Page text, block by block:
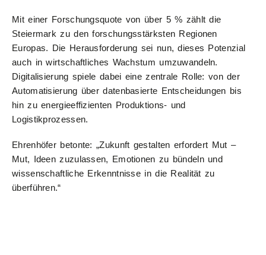
Mit einer Forschungsquote von über 5 % zählt die
Steiermark zu den forschungsstärksten Regionen
Europas. Die Herausforderung sei nun, dieses Potenzial
auch in wirtschaftliches Wachstum umzuwandeln.
Digitalisierung spiele dabei eine zentrale Rolle: von der
Automatisierung über datenbasierte Entscheidungen bis
hin zu energieeffizienten Produktions- und
Logistikprozessen.
Ehrenhöfer betonte: „Zukunft gestalten erfordert Mut –
Mut, Ideen zuzulassen, Emotionen zu bündeln und
wissenschaftliche Erkenntnisse in die Realität zu
überführen.“